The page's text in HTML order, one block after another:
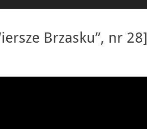
Brzasku”, nr 28]